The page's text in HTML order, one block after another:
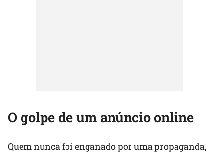
O golpe de um anúncio online
Quem nunca foi enganado por uma propaganda,